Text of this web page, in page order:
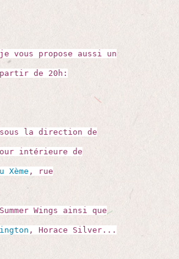
vous propose aussi un
de 20h:
la direction de
intérieure de
Xème , rue
Wings ainsi que
, Horace Silver...